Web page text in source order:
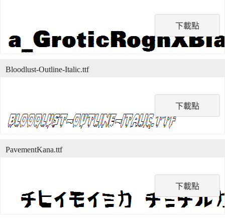
下載點
下載點
Bloodlust-Outline-Italic.ttf
下載點
PavementKana.ttf